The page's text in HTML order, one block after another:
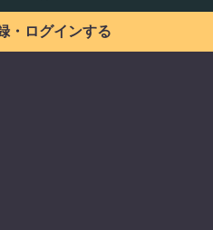
・ログインする